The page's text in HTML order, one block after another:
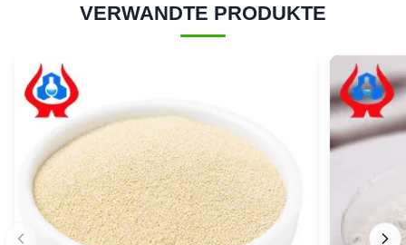
VERWANDTE PRODUKTE